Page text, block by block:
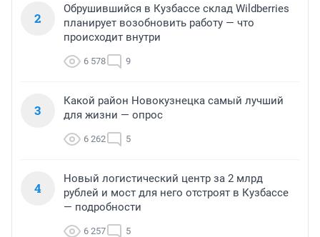
2
Обрушившийся в Кузбассе склад Wildberries
планирует возобновить работу — что
происходит внутри
6 578 9
3
Какой район Новокузнецка самый лучший
для жизни — опрос
6 262 5
4
Новый логистический центр за 2 млрд
рублей и мост для него отстроят в Кузбассе
— подробности
6 257 5